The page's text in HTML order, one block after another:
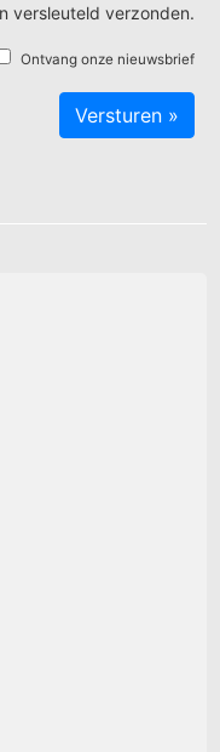
versleuteld verzonden.
Ontvang onze nieuwsbrief